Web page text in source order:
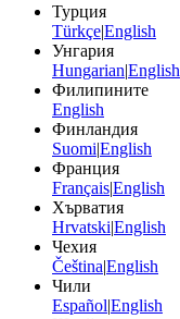
Турция
Türkçe|English
Унгария
Hungarian|English
Филипините
English
Финландия
Suomi|English
Франция
Français|English
Хърватия
Hrvatski|English
Чехия
Čeština|English
Чили
Español|English